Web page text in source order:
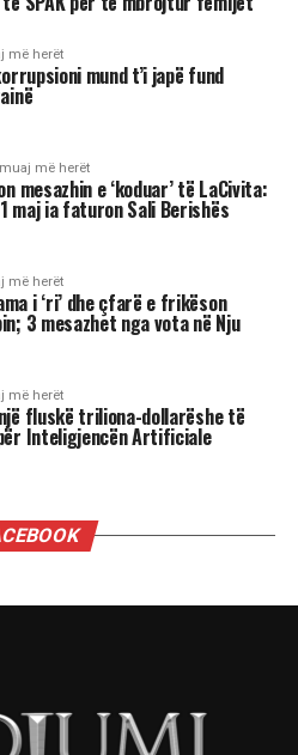
më herët
mund t’i japë fund
më herët
mesazhin e ‘koduar’ të LaCivita:
maj ia faturon Sali Berishës
më herët
i ‘ri’ dhe çfarë e frikëson
3 mesazhet nga vota në Nju
më herët
fluskë triliona-dollarëshe të
Inteligjencën Artificiale